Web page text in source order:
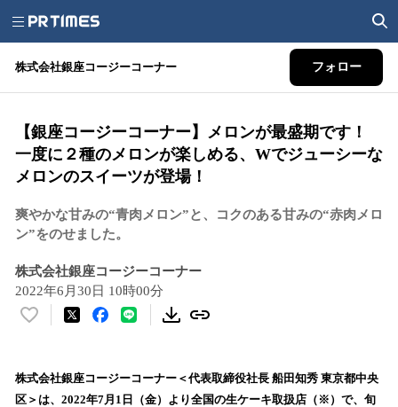
株式会社銀座コージーコーナー フォロー
【銀座コージーコーナー】メロンが最盛期です！
一度に２種のメロンが楽しめる、Wでジューシーな
メロンのスイーツが登場！
爽やかな甘みの“青肉メロン”と、コクのある甘みの“赤肉メロ
ン”をのせました。
株式会社銀座コージーコーナー
2022年6月30日 10時00分
い
！
数
株式会社銀座コージーコーナー＜代表取締役社長 船田知秀 東京都中央
区＞は、2022年7月1日（金）より全国の生ケーキ取扱店（※）で、旬